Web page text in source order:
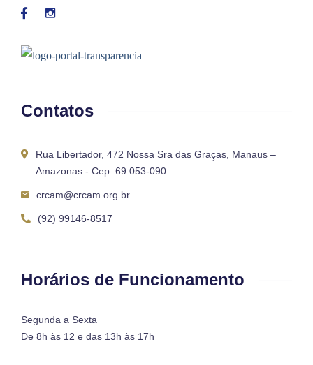
Contatos
Rua Libertador, 472 Nossa Sra das Graças, Manaus –
Amazonas - Cep: 69.053-090
crcam@crcam.org.br
(92) 99146-8517
Horários de Funcionamento
Segunda a Sexta
De 8h às 12 e das 13h às 17h